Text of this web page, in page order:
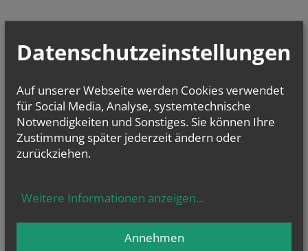
Datenschutzeinstellungen
Auf unserer Webseite werden Cookies verwendet
für Social Media, Analyse, systemtechnische
Notwendigkeiten und Sonstiges. Sie können Ihre
Zustimmung später jederzeit ändern oder
zurückziehen.
Weitere Informationen anzeigen...
Annehmen